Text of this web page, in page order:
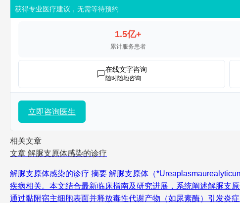
获得专业医疗建议，无需等待预约
1.5亿+
累计服务患者
在线文字咨询
随时随地咨询
立即咨询医生
相关文章
文章 解脲支原体感染的诊疗
解脲支原体感染的诊疗 摘要 解脲支原体（
疾病相关。本文结合最新临床指南及研究进展，系统阐述解脲支
通过黏附宿主细胞表面并释放毒性代谢产物（如尿素酶）引发炎